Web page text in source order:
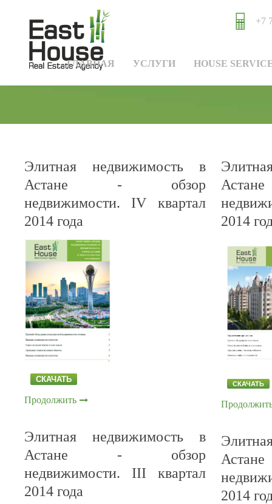
+7
ГЛАВНАЯ УСЛУГИ HOUSE
Элитная недвижимость в
Астане - обзор
недвижимости. IV квартал
2014 года
СКАЧАТЬ
Продолжить
Элитная недвижимость в
Астане - обзор
недвижимости. III квартал
2014 года
2014
СКАЧАТЬ
2014